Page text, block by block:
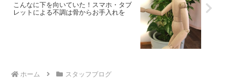
こんなに下を向いていた！スマホ・タブ
レットによる不調は骨からお手入れを
ホーム スタッフブログ